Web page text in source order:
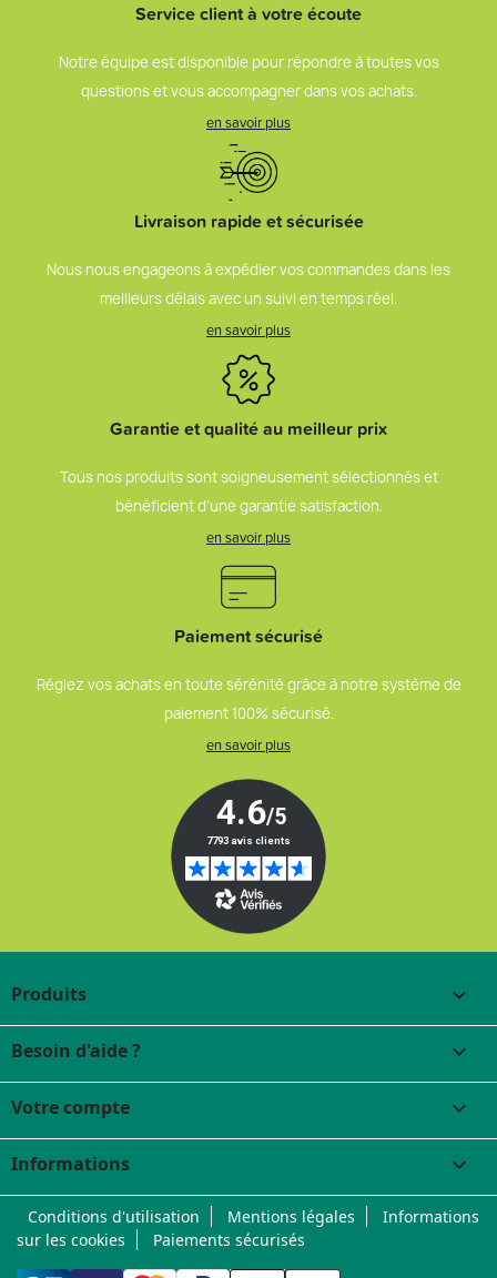
Service client à votre écoute
Notre équipe est disponible pour répondre à toutes vos
questions et vous accompagner dans vos achats.
en savoir plus
Livraison rapide et sécurisée
Nous nous engageons à expédier vos commandes dans les
meilleurs délais avec un suivi en temps réel.
en savoir plus
Garantie et qualité au meilleur prix
Tous nos produits sont soigneusement sélectionnés et
bénéficient d’une garantie satisfaction.
en savoir plus
Paiement sécurisé
Réglez vos achats en toute sérénité grâce à notre système de
paiement 100% sécurisé.
en savoir plus
Produits 
Besoin d'aide ? 
Votre compte 
Informations keyboard_arrow_down
Conditions d'utilisation Mentions légales
Informations
sur les cookies
Paiements sécurisés